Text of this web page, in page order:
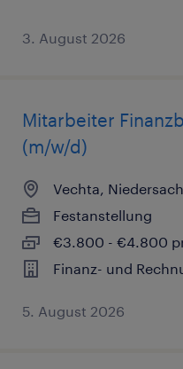
3. August 2026
Mitarbeiter
(m/w/d)
Vechta,
Festanstellung
€3.800 - €4.800
Finanz- und
5. August 2026